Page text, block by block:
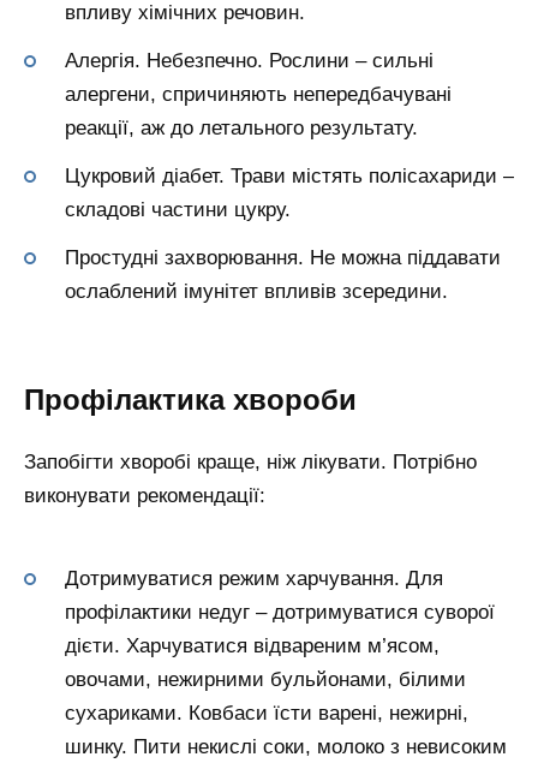
впливу хімічних речовин.
Алергія. Небезпечно. Рослини – сильні
алергени, спричиняють непередбачувані
реакції, аж до летального результату.
Цукровий діабет. Трави містять полісахариди –
складові частини цукру.
Простудні захворювання. Не можна піддавати
ослаблений імунітет впливів зсередини.
Профілактика хвороби
Запобігти хворобі краще, ніж лікувати. Потрібно
виконувати рекомендації:
Дотримуватися режим харчування. Для
профілактики недуг – дотримуватися суворої
дієти. Харчуватися відвареним м’ясом,
овочами, нежирними бульйонами, білими
сухариками. Ковбаси їсти варені, нежирні,
шинку. Пити некислі соки, молоко з невисоким